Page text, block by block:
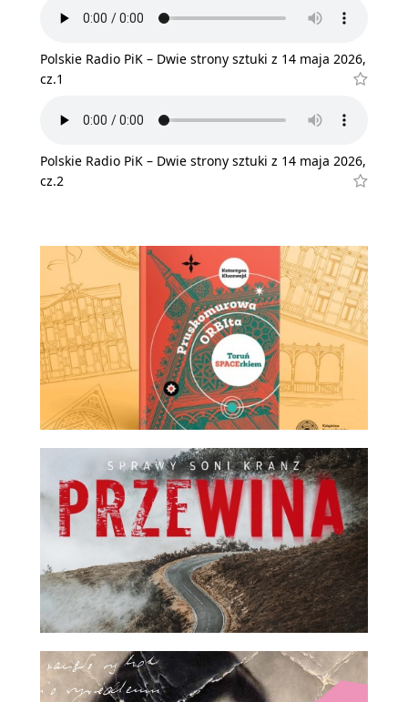
Polskie Radio PiK – Dwie strony sztuki z 14 maja 2026,
cz.1
Polskie Radio PiK – Dwie strony sztuki z 14 maja 2026,
cz.2